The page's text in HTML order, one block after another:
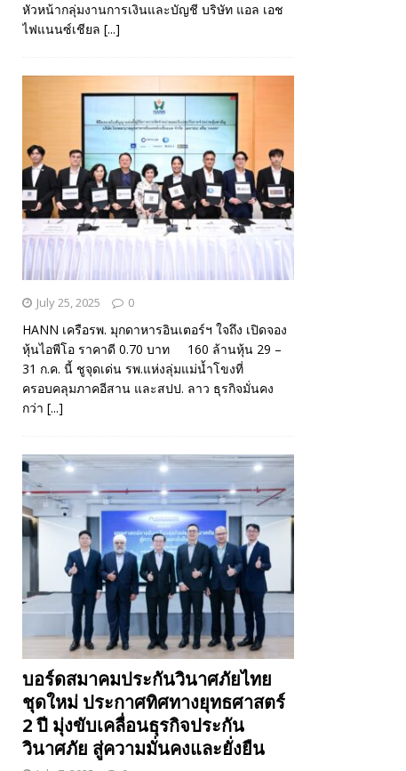
หัวหน้ากลุ่มงานการเงินและบัญชี บริษัท แอล เอช
ไฟแนนซ์เชียล [...]
July 25, 2025 0
HANN เครือรพ. มุกดาหารอินเตอร์ฯ ใจถึง เปิดจอง
หุ้นไอพีโอ ราคาดี 0.70 บาท 160 ล้านหุ้น 29 –
31 ก.ค. นี้ ชูจุดเด่น รพ.แห่งลุ่มแม่น้ำโขงที่
ครอบคลุมภาคอีสาน และสปป. ลาว ธุรกิจมั่นคง
กว่า [...]
บอร์ดสมาคมประกันวินาศภัยไทย
ชุดใหม่ ประกาศทิศทางยุทธศาสตร์
2 ปี มุ่งขับเคลื่อนธุรกิจประกัน
วินาศภัย สู่ความมั่นคงและยั่งยืน